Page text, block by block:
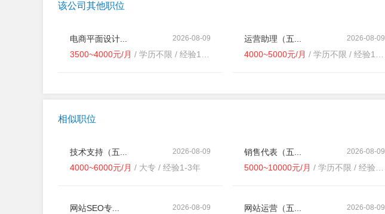
该公司其他职位
2026-08-09
电商平面设计...
3500~4000元/月 / 学历不限 / 经验1-3年
2026-08-09
运营助理（五...
4000~5000元/月 / 学历不限 / 经验1-3年
相似职位
2026-08-09
技术支持（五...
4000~6000元/月 / 大专 / 经验1-3年
2026-08-09
销售代表（五...
5000~10000元/月 / 学历不限 / 经验不限
2026-08-09
网站SEO专... 2026-08-09
网站运营（五...